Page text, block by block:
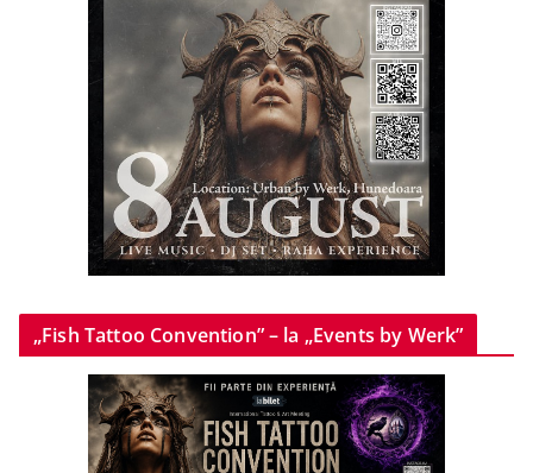
„Fish Tattoo Convention” – la „Events by Werk”